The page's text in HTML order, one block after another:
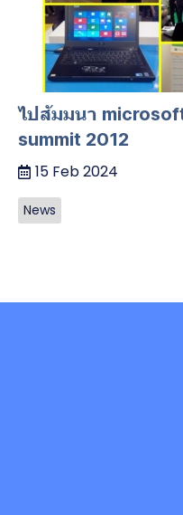
ไปสัมมนา
summit 2012
15 Feb 2024
News